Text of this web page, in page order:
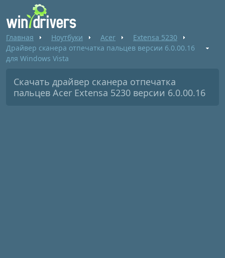
Главная Ноутбуки Acer
Extensa 5230
Драйвер сканера отпечатка пальцев версии 6.0.00.16
для Windows Vista
Скачать драйвер сканера отпечатка
пальцев Acer Extensa 5230 версии 6.0.00.16